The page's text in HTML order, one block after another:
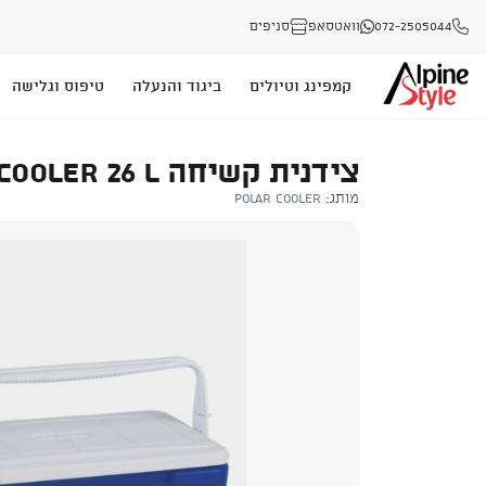
072-2505044 וואטסאפ סניפים
קמפינג וטיולים ביגוד והנעלה טיפוס וגלישה
צידנית קשיחה POLAR COOLER 26 L
מותג: POLAR COOLER